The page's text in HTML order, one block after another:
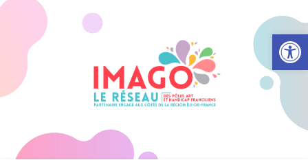
Ouvrir